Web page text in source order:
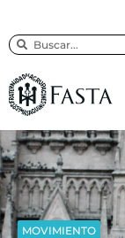
MOVIMIENTO